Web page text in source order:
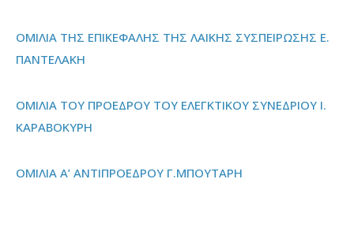
ΟΜΙΛΙΑ ΤΗΣ ΕΠΙΚΕΦΑΛΗΣ ΤΗΣ ΛΑΙΚΗΣ ΣΥΣΠΕΙΡΩΣΗΣ Ε.
ΠΑΝΤΕΛΑΚΗ
ΟΜΙΛΙΑ ΤΟΥ ΠΡΟΕΔΡΟΥ ΤΟΥ ΕΛΕΓΚΤΙΚΟΥ ΣΥΝΕΔΡΙΟΥ Ι.
ΚΑΡΑΒΟΚΥΡΗ
ΟΜΙΛΙΑ Α’ ΑΝΤΙΠΡΟΕΔΡΟΥ Γ.ΜΠΟΥΤΑΡΗ